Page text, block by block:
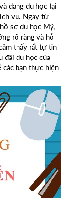
đang du học tại
vụ. Ngay từ
sơ du học Mỹ,
rõ ràng và hỗ
thấy rất tự tin
đãi du học của
bạn thực hiện